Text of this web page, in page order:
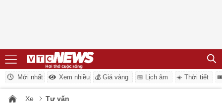
Mới nhất Xem nhiều 💰 Giá vàng 📅 Lịch âm ☀️ Thời tiết
Xe Tư vấn